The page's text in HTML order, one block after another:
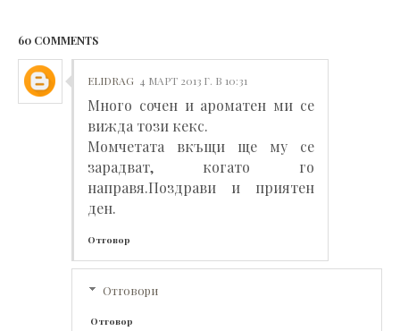
60 COMMENTS
ELIDRAG 4 МАРТ 2013 Г. В 10:31
Много сочен и ароматен ми се
вижда този кекс.
Момчетата вкъщи ще му се
зарадват, когато го
направя.Поздрави и приятен
ден.
Отговор
Отговори
Отговор